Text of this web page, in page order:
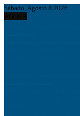
Sábado, Agosto 8 2026